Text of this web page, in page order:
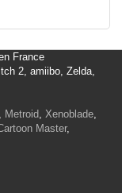
France
2, amiibo, Zelda,
, Metroid, Xenoblade,
Master,